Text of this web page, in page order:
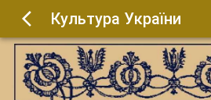
Культура України